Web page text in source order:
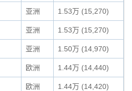
亚洲 1.53万 (15,270)
亚洲 1.53万 (15,270)
亚洲 1.50万 (14,970)
欧洲 1.44万 (14,440)
欧洲 1.44万 (14,420)